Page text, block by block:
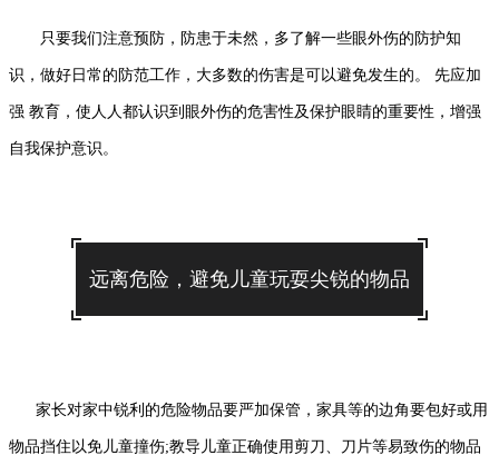
只要我们注意预防，防患于未然，多了解一些眼外伤的防护知
识，做好日常的防范工作，大多数的伤害是可以避免发生的。 先应加
强 教育，使人人都认识到眼外伤的危害性及保护眼睛的重要性，增强
自我保护意识。
远离危险，避免儿童玩耍尖锐的物品
家长对家中锐利的危险物品要严加保管，家具等的边角要包好或用
物品挡住以免儿童撞伤;教导儿童正确使用剪刀、刀片等易致伤的物品